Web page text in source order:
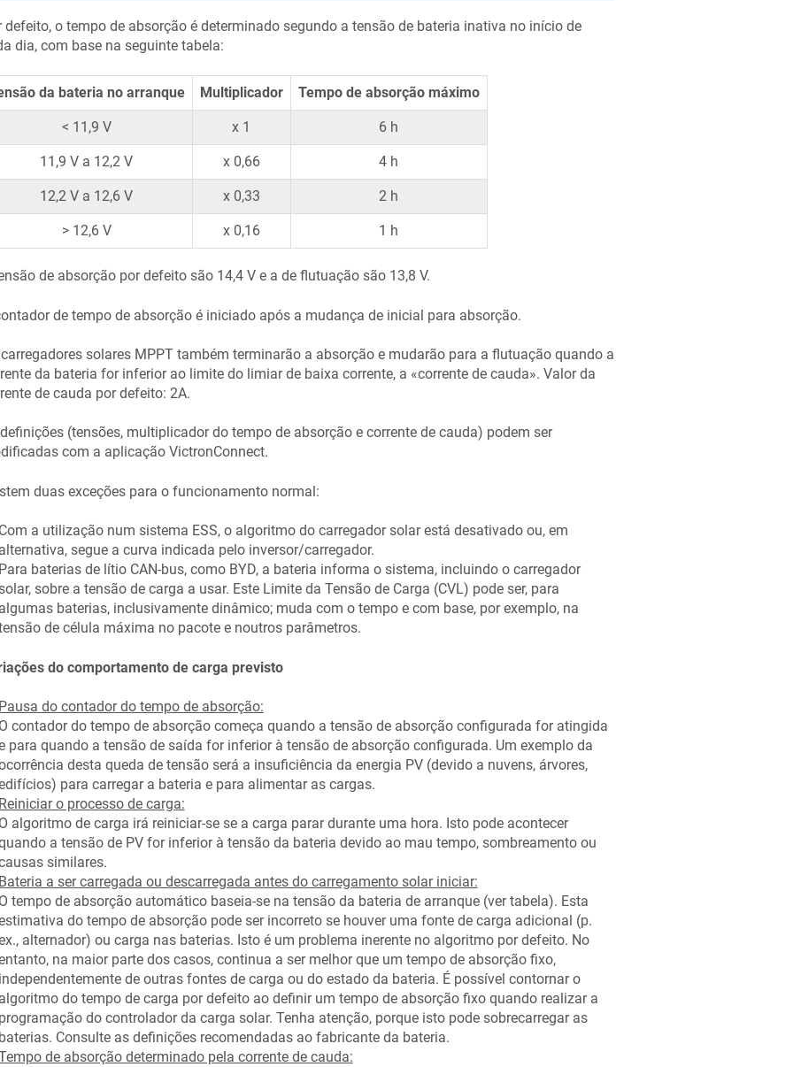
defeito, o tempo de absorção é determinado segundo a tensão de bateria inativa no início de
dia, com base na seguinte tabela:
da bateria no arranque Multiplicador Tempo de absorção máximo
< 11,9 V x 1 6 h
11,9 V a 12,2 V x 0,66 4 h
12,2 V a 12,6 V x 0,33 2 h
> 12,6 V x 0,16 1 h
de absorção por defeito são 14,4 V e a de flutuação são 13,8 V.
de tempo de absorção é iniciado após a mudança de inicial para absorção.
solares MPPT também terminarão a absorção e mudarão para a flutuação quando a
da bateria for inferior ao limite do limiar de baixa corrente, a «corrente de cauda». Valor da
de cauda por defeito: 2A.
(tensões, multiplicador do tempo de absorção e corrente de cauda) podem ser
com a aplicação VictronConnect.
duas exceções para o funcionamento normal:
a utilização num sistema ESS, o algoritmo do carregador solar está desativado ou, em
segue a curva indicada pelo inversor/carregador.
baterias de lítio CAN-bus, como BYD, a bateria informa o sistema, incluindo o carregador
sobre a tensão de carga a usar. Este Limite da Tensão de Carga (CVL) pode ser, para
baterias, inclusivamente dinâmico; muda com o tempo e com base, por exemplo, na
de célula máxima no pacote e noutros parâmetros.
do comportamento de carga previsto
do contador do tempo de absorção:
contador do tempo de absorção começa quando a tensão de absorção configurada for atingida
para quando a tensão de saída for inferior à tensão de absorção configurada. Um exemplo da
desta queda de tensão será a insuficiência da energia PV (devido a nuvens, árvores,
para carregar a bateria e para alimentar as cargas.
o processo de carga:
algoritmo de carga irá reiniciar-se se a carga parar durante uma hora. Isto pode acontecer
a tensão de PV for inferior à tensão da bateria devido ao mau tempo, sombreamento ou
similares.
a ser carregada ou descarregada antes do carregamento solar iniciar:
tempo de absorção automático baseia-se na tensão da bateria de arranque (ver tabela). Esta
do tempo de absorção pode ser incorreto se houver uma fonte de carga adicional (p.
alternador) ou carga nas baterias. Isto é um problema inerente no algoritmo por defeito. No
na maior parte dos casos, continua a ser melhor que um tempo de absorção fixo,
de outras fontes de carga ou do estado da bateria. É possível contornar o
do tempo de carga por defeito ao definir um tempo de absorção fixo quando realizar a
do controlador da carga solar. Tenha atenção, porque isto pode sobrecarregar as
Consulte as definições recomendadas ao fabricante da bateria.
de absorção determinado pela corrente de cauda: